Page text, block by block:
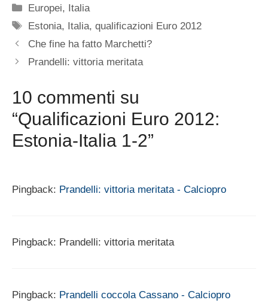
Categorie
Europei, Italia
Tag
Estonia, Italia,qualificazioni Euro 2012
Che fine ha fatto Marchetti?
Prandelli: vittoria meritata
10 commenti su
“Qualificazioni Euro 2012:
Estonia-Italia 1-2”
Pingback: Prandelli: vittoria meritata - Calciopro
Pingback: Prandelli: vittoria meritata
Pingback: Prandelli coccola Cassano - Calciopro